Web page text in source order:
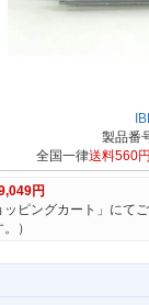
製品番
全国一律送料560円
円
ッピングカート」にて
）